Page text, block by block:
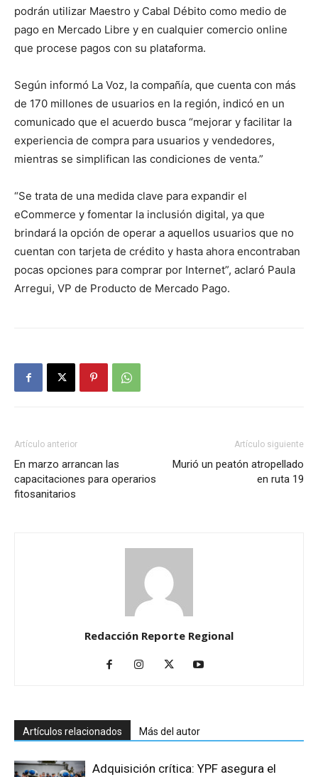
podrán utilizar Maestro y Cabal Débito como medio de
pago en Mercado Libre y en cualquier comercio online
que procese pagos con su plataforma.
Según informó La Voz, la compañía, que cuenta con más
de 170 millones de usuarios en la región, indicó en un
comunicado que el acuerdo busca “mejorar y facilitar la
experiencia de compra para usuarios y vendedores,
mientras se simplifican las condiciones de venta.”
“Se trata de una medida clave para expandir el
eCommerce y fomentar la inclusión digital, ya que
brindará la opción de operar a aquellos usuarios que no
cuentan con tarjeta de crédito y hasta ahora encontraban
pocas opciones para comprar por Internet”, aclaró Paula
Arregui, VP de Producto de Mercado Pago.
Artículo anterior
En marzo arrancan las
capacitaciones para operarios
fitosanitarios
Artículo siguiente
Murió un peatón atropellado
en ruta 19
Redacción Reporte Regional
Artículos relacionados Más del autor
Adquisición crítica: YPF asegura el